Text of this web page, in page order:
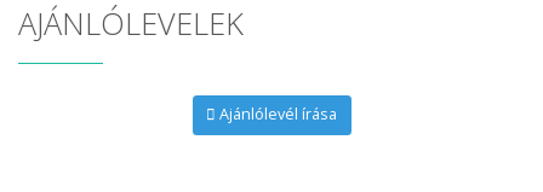
AJÁNLÓLEVELEK
Ajánlólevél írása